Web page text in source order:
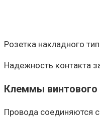
Розетка накладного
Надежность контакта
Клеммы винтового
Провода соединяются